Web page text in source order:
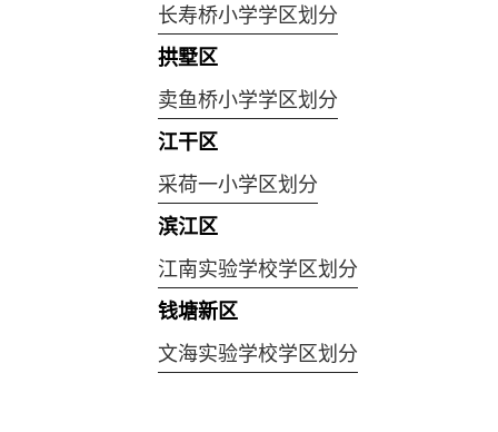
长寿桥小学学区划分
拱墅区
卖鱼桥小学学区划分
江干区
采荷一小学区划分
滨江区
江南实验学校学区划分
钱塘新区
文海实验学校学区划分